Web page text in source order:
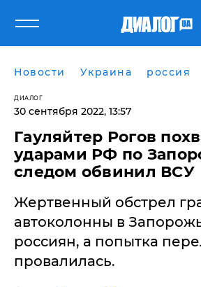
Новости Украина россия
ДИАЛОГ
30 сентября 2022, 13:57
Гауляйтер Рогов
ударами РФ по
следом обвинил ВСУ
Жертвенный обстрел
автоколонны в
россиян, а попытка
провалилась.